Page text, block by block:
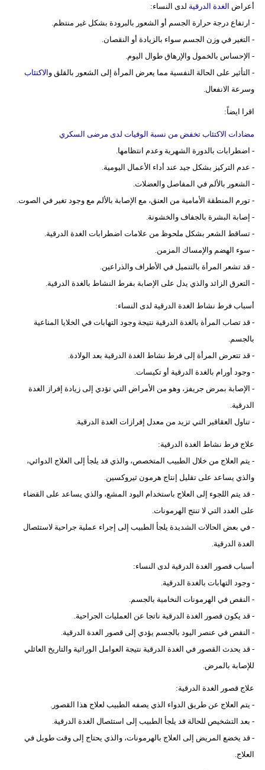
أعراض الغدة الدرقية لدى النساء:
- ارتفاع درجة حرارة الجسم أو الشعور بالبرودة بشكل غير منتظم.
- التغير في وزن الجسم سواء بالزيادة أو النقصان.
- الإحساس بالخمول والإرهاق طوال اليوم.
- التأثير على الحالة النفسية مما يعرض المرأة إلى الشعور بالقلق و الاكتئاب
وسرعة الانفعال.
اقرا ايضاً:
مضادات الاكتئاب تخفض من نسبة الوفيات لدى مرضى السكري
- اضطرابات بالدورة الشهرية وعدم انتظامها.
- عدم التركيز بشكل جيد عند أداء الأعمال اليومية.
- الشعور بالألم في المفاصل والعضلات.
- تورم المنطقة الأمامية من العنق، مع الإصابة بالألم مع وجود تغير في الصوت.
- إصابة البشرة بالجفاف والخشونة.
- تساقط الشعر بشكل ملحوظ من علامات اضطرابات الغدة الدرقية.
- سوء الهضم والإمساك المزمن.
- قد تشعر المرأة بالتنميل في الأطراف والذراعين.
- التعرق الزائد والذي يدل على الإصابة بفرط النشاط بالغدة الدرقية.
أسباب فرط نشاط الغدة الدرقية لدى النساء:
- قد تصاب المرأة بالغدة الدرقية نتيجة وجود التهابات في الخلايا المناعية
بالجسم.
- قد تتعرض المرأة إلى فرط نشاط الغدة الدرقية بعد الولادة.
- وجود أورام بالغدة الدرقية أو تكيسات.
- الإصابة بمرض جريفز، وهو من الأمراض التي تؤدي إلى زيادة إفراز الغدة
الدرقية.
- تناول العقاقير التي تزيد من معدل إفرازات الغدة الدرقية.
علاج فرط نشاط الغدة الدرقية:
- يتم العلاج من خلال الطبيب المتخصص، والذي قد يلجأ إلى العلاج الدوائي،
والذي يساعد على تقليل إنتاج هرمون ثيروكسين.
- قد يتم اللجوء إلى العلاج باستخدام اليود المشع، والذي يساعد على القضاء
على الغدد التي لا تنتج الهرمونات.
- في بعض الحالات الشديدة يلجأ الطبيب إلى إجراء عملية جراحية لاستئصال
الغدة الدرقية.
أسباب قصور الغدة الدرقية لدى النساء:
- وجود التهابات بالغدة الدرقية.
- النقص في الهرمونات النخامية بالجسم.
- قد يكون قصور الغدة الدرقية ناتجا عن العمليات الجراحية.
- النقص في عنصر اليود بالجسم يؤدي إلى قصور الغدة الدرقية.
- قد يحدث القصور في الغدة الدرقية نتيجة العوامل الوراثية والتاريخ العائلي
للإصابة بالمرض.
علاج قصور الغدة الدرقية:
- يتم العلاج عن طريق الدواء الذي يصفه الطبيب لعلاج هذا القصور.
- بعد التشخيص للحالة قد يلجأ الطبيب إلى استئصال الغدة الدرقية.
- قد يخضع المريض إلى العلاج بالهرمونات، والذي يحتاج إلى وقت طويل في
العلاج.